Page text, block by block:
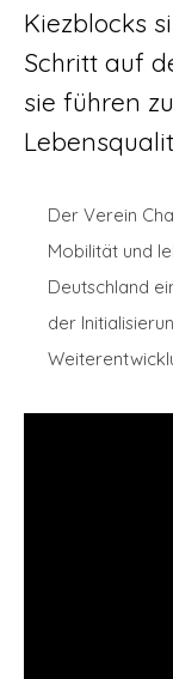
Kiezblocks
Schritt auf
sie führen
Der Verein
Mobilität und
Deutschland
der